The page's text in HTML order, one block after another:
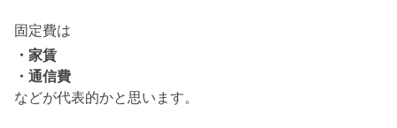
固定費は
・家賃
・通信費
などが代表的かと思います。